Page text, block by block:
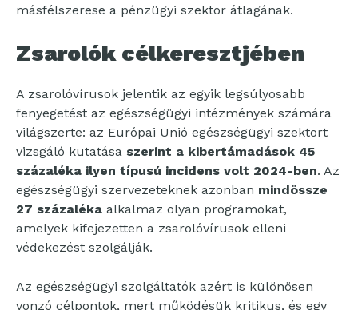
másfélszerese a pénzügyi szektor átlagának.
Zsarolók célkeresztjében
A zsarolóvírusok jelentik az egyik legsúlyosabb
fenyegetést az egészségügyi intézmények számára
világszerte: az Európai Unió egészségügyi szektort
vizsgáló kutatása szerint a kibertámadások 45
százaléka ilyen típusú incidens volt 2024-ben. Az
egészségügyi szervezeteknek azonban mindössze
27 százaléka alkalmaz olyan programokat,
amelyek kifejezetten a zsarolóvírusok elleni
védekezést szolgálják.
Az egészségügyi szolgáltatók azért is különösen
vonzó célpontok, mert működésük kritikus, és egy